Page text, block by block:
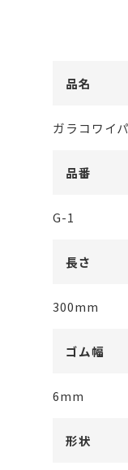
品名
ガラコワイ
品番
G-1
長さ
300mm
ゴム幅
6mm
形状